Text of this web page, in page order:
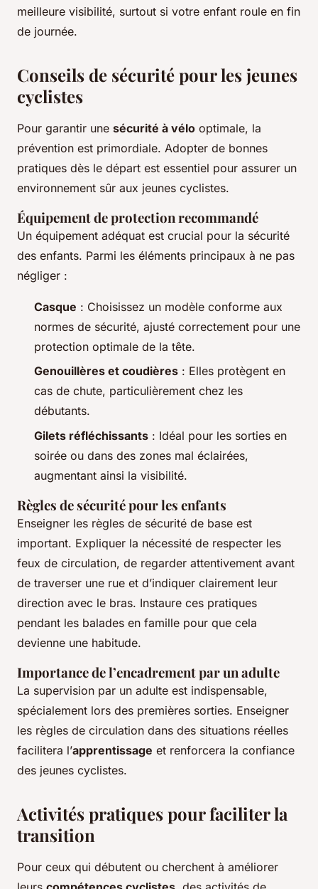
meilleure visibilité, surtout si votre enfant roule en fin
de journée.
Conseils de sécurité pour les jeunes
cyclistes
Pour garantir une sécurité à vélo optimale, la
prévention est primordiale. Adopter de bonnes
pratiques dès le départ est essentiel pour assurer un
environnement sûr aux jeunes cyclistes.
Équipement de protection recommandé
Un équipement adéquat est crucial pour la sécurité
des enfants. Parmi les éléments principaux à ne pas
négliger :
Casque : Choisissez un modèle conforme aux
normes de sécurité, ajusté correctement pour une
protection optimale de la tête.
Genouillères et coudières : Elles protègent en
cas de chute, particulièrement chez les
débutants.
Gilets réfléchissants : Idéal pour les sorties en
soirée ou dans des zones mal éclairées,
augmentant ainsi la visibilité.
Règles de sécurité pour les enfants
Enseigner les règles de sécurité de base est
important. Expliquer la nécessité de respecter les
feux de circulation, de regarder attentivement avant
de traverser une rue et d’indiquer clairement leur
direction avec le bras. Instaure ces pratiques
pendant les balades en famille pour que cela
devienne une habitude.
Importance de l’encadrement par un adulte
La supervision par un adulte est indispensable,
spécialement lors des premières sorties. Enseigner
les règles de circulation dans des situations réelles
facilitera l’apprentissage et renforcera la confiance
des jeunes cyclistes.
Activités pratiques pour faciliter la
transition
Pour ceux qui débutent ou cherchent à améliorer